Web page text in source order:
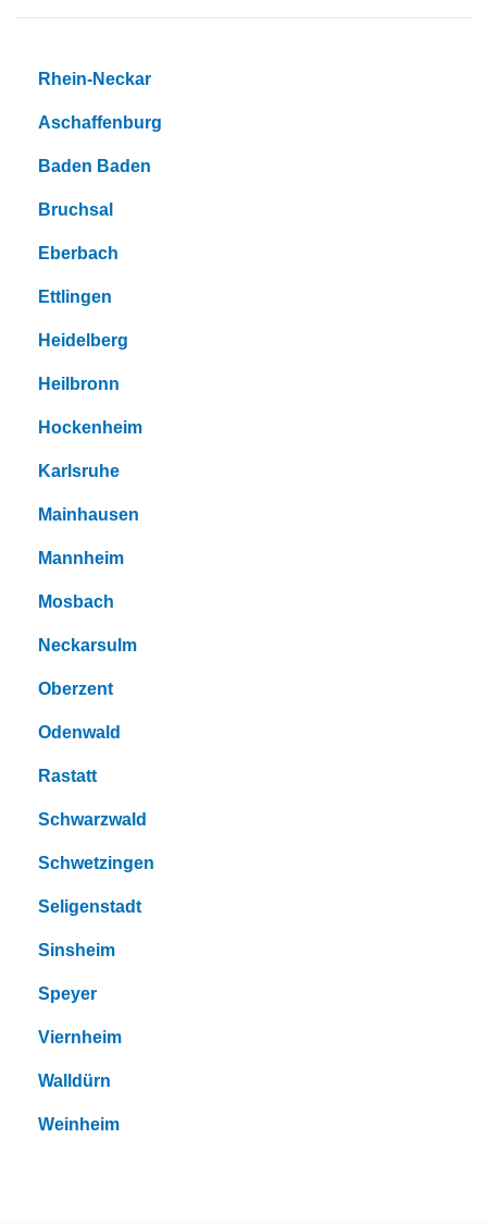
Rhein-Neckar
Aschaffenburg
Baden Baden
Bruchsal
Eberbach
Ettlingen
Heidelberg
Heilbronn
Hockenheim
Karlsruhe
Mainhausen
Mannheim
Mosbach
Neckarsulm
Oberzent
Odenwald
Rastatt
Schwarzwald
Schwetzingen
Seligenstadt
Sinsheim
Speyer
Viernheim
Walldürn
Weinheim